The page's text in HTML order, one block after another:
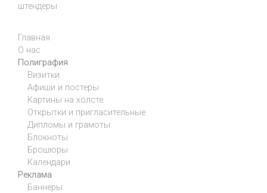
штендеры
Главная
О нас
Полиграфия
Визитки
Афиши и постеры
Картины на холсте
Открытки и пригласительные
Дипломы и грамоты
Блокноты
Брошюры
Календари
Реклама
Баннеры